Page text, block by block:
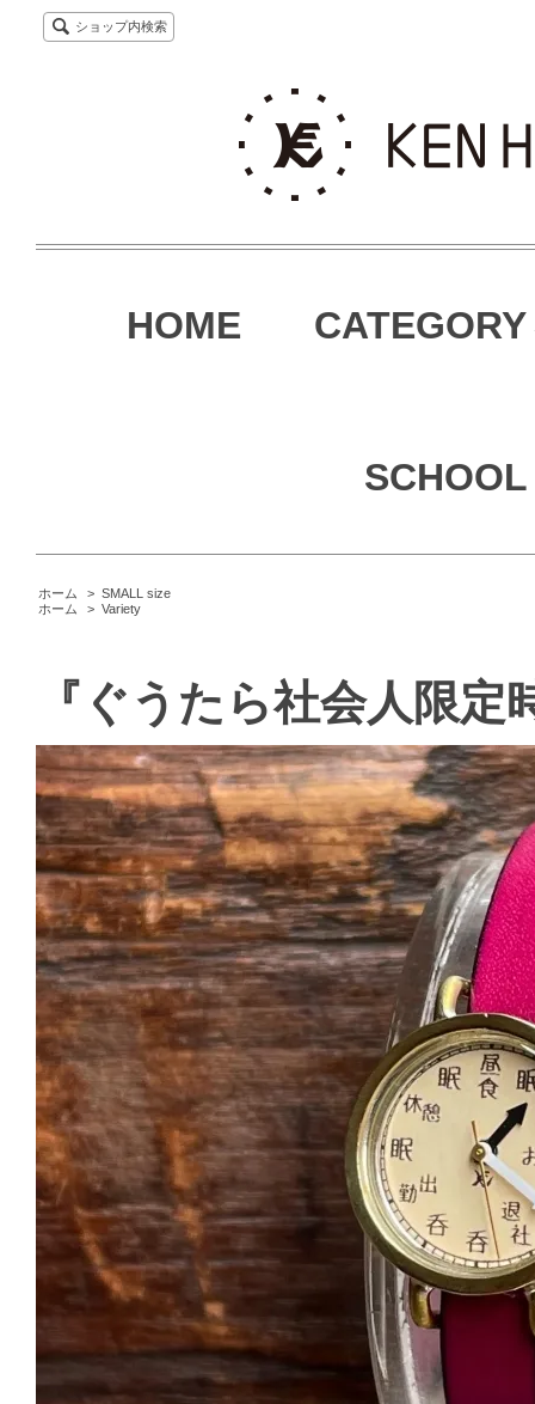
ショップ内検索
HOME CATEGORY
SCHOOL
ホーム > SMALL size
ホーム
> Variety
『ぐうたら社会人限